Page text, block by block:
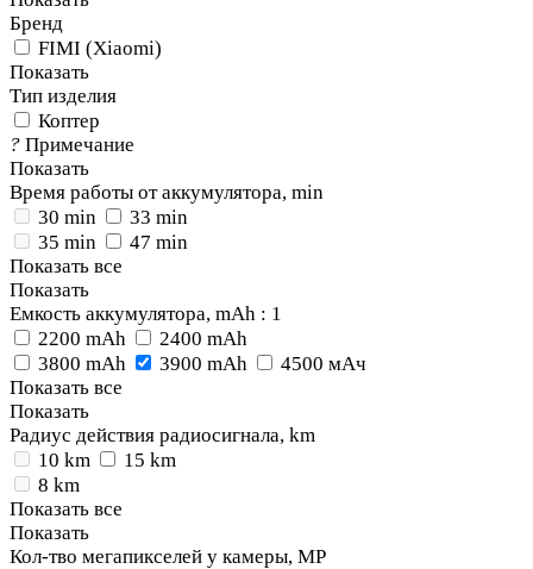
Бренд
FIMI (Xiaomi)
Показать
Тип изделия
Коптер
? Примечание
Показать
Время работы от аккумулятора, min
30 min
33 min
35 min
47 min
Показать все
Показать
Емкость аккумулятора, mAh : 1
2200 mAh
2400 mAh
3800 mAh
3900 mAh
4500 мАч
Показать все
Показать
Радиус действия радиосигнала, km
10 km
15 km
8 km
Показать все
Показать
Кол-тво мегапикселей у камеры, MP